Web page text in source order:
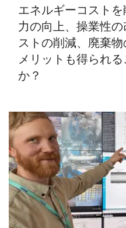
エネルギーコスト
力の向上、操業性
ストの削減、廃棄
メリットも得られ
か？